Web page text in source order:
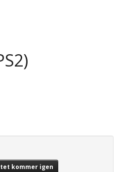
kommer igen